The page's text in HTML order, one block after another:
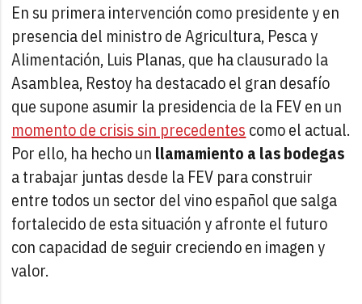
En su primera intervención como presidente y en
presencia del ministro de Agricultura, Pesca y
Alimentación, Luis Planas, que ha clausurado la
Asamblea, Restoy ha destacado el gran desafío
que supone asumir la presidencia de la FEV en un
momento de crisis sin precedentes como el actual.
Por ello, ha hecho un llamamiento a las bodegas
a trabajar juntas desde la FEV para construir
entre todos un sector del vino español que salga
fortalecido de esta situación y afronte el futuro
con capacidad de seguir creciendo en imagen y
valor.